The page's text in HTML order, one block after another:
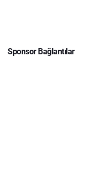
Sponsor Bağlantılar